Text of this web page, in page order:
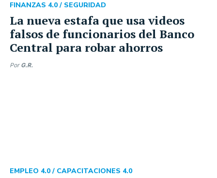
La nueva estafa que usa videos
falsos de funcionarios del Banco
Central para robar ahorros
FINANZAS 4.0 / SEGURIDAD
Por G.R.
EMPLEO 4.0 / CAPACITACIONES 4.0